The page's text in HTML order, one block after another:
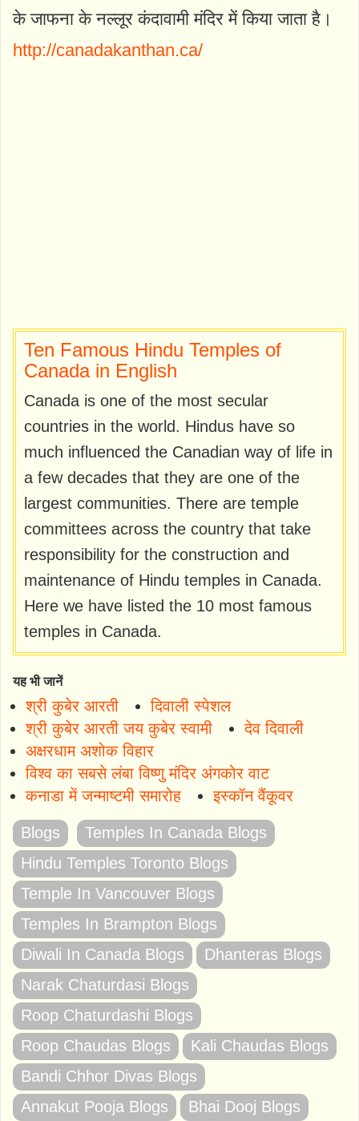
के जाफना के नल्लूर कंदावामी मंदिर में किया जाता है।
http://canadakanthan.ca/
Ten Famous Hindu Temples of
Canada in English
Canada is one of the most secular
countries in the world. Hindus have so
much influenced the Canadian way of life in
a few decades that they are one of the
largest communities. There are temple
committees across the country that take
responsibility for the construction and
maintenance of Hindu temples in Canada.
Here we have listed the 10 most famous
temples in Canada.
यह भी जानें
श्री कुबेर आरती
दिवाली स्पेशल
श्री कुबेर आरती जय कुबेर स्वामी
देव दिवाली
अक्षरधाम अशोक विहार
विश्व का सबसे लंबा विष्णु मंदिर अंगकोर वाट
कनाडा में जन्माष्टमी समारोह
इस्कॉन वैंकूवर
Blogs
Temples In Canada Blogs
Hindu Temples Toronto Blogs
Temple In Vancouver Blogs
Temples In Brampton Blogs
Diwali In Canada Blogs
Dhanteras Blogs
Narak Chaturdasi Blogs
Roop Chaturdashi Blogs
Roop Chaudas Blogs
Kali Chaudas Blogs
Bandi Chhor Divas Blogs
Annakut Pooja Blogs
Bhai Dooj Blogs